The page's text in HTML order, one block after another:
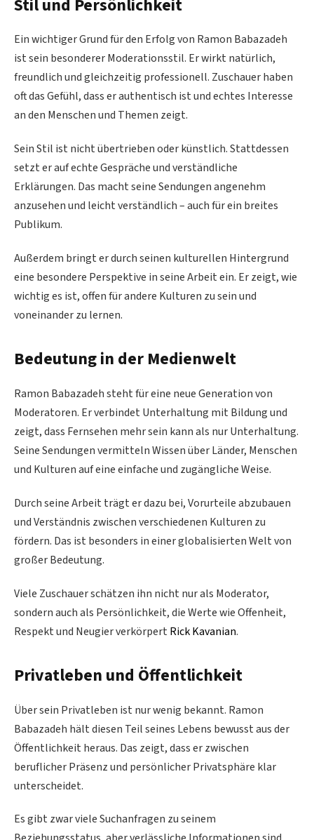
Stil und Persönlichkeit
Ein wichtiger Grund für den Erfolg von Ramon Babazadeh
ist sein besonderer Moderationsstil. Er wirkt natürlich,
freundlich und gleichzeitig professionell. Zuschauer haben
oft das Gefühl, dass er authentisch ist und echtes Interesse
an den Menschen und Themen zeigt.
Sein Stil ist nicht übertrieben oder künstlich. Stattdessen
setzt er auf echte Gespräche und verständliche
Erklärungen. Das macht seine Sendungen angenehm
anzusehen und leicht verständlich – auch für ein breites
Publikum.
Außerdem bringt er durch seinen kulturellen Hintergrund
eine besondere Perspektive in seine Arbeit ein. Er zeigt, wie
wichtig es ist, offen für andere Kulturen zu sein und
voneinander zu lernen.
Bedeutung in der Medienwelt
Ramon Babazadeh steht für eine neue Generation von
Moderatoren. Er verbindet Unterhaltung mit Bildung und
zeigt, dass Fernsehen mehr sein kann als nur Unterhaltung.
Seine Sendungen vermitteln Wissen über Länder, Menschen
und Kulturen auf eine einfache und zugängliche Weise.
Durch seine Arbeit trägt er dazu bei, Vorurteile abzubauen
und Verständnis zwischen verschiedenen Kulturen zu
fördern. Das ist besonders in einer globalisierten Welt von
großer Bedeutung.
Viele Zuschauer schätzen ihn nicht nur als Moderator,
sondern auch als Persönlichkeit, die Werte wie Offenheit,
Respekt und Neugier verkörpert Rick Kavanian.
Privatleben und Öffentlichkeit
Über sein Privatleben ist nur wenig bekannt. Ramon
Babazadeh hält diesen Teil seines Lebens bewusst aus der
Öffentlichkeit heraus. Das zeigt, dass er zwischen
beruflicher Präsenz und persönlicher Privatsphäre klar
unterscheidet.
Es gibt zwar viele Suchanfragen zu seinem